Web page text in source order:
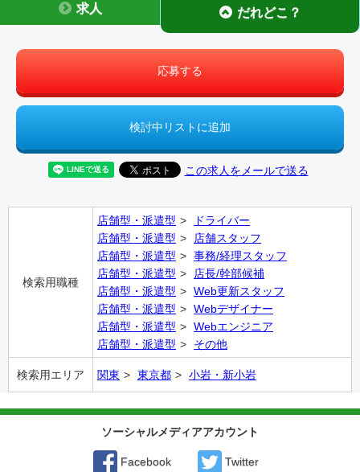
求人 だれどこ？
応募する
検討中リストに追加
この求人をメールで送る
検索用職種
店舗型・派遣型
ドライバー
店舗型・派遣型
店舗スタッフ
店舗型・派遣型
事務/経理スタッフ
店舗型・派遣型
店長/幹部候補
店舗型・派遣型
Web更新スタッフ
店舗型・派遣型
Webデザイナー
店舗型・派遣型
Webエンジニア
店舗型・派遣型
その他
検索用エリア 関東 東京都 小岩・新小岩
ソーシャルメディアアカウント
Facebook Twitter